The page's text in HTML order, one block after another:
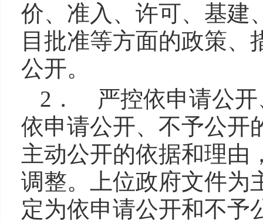
价、准入、许可、基建
目批准等方面的政策
公开。
2． 严控依申请公开
依申请公开、不予公开
主动公开的依据和理由
调整。上位政府文件为
定为依申请公开和不予